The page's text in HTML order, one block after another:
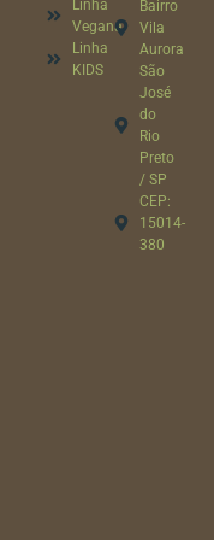
Linha
Vegana
Linha
KIDS
Bairro
Vila
Aurora
São
José
do
Rio
Preto
/ SP
CEP:
15014-
380